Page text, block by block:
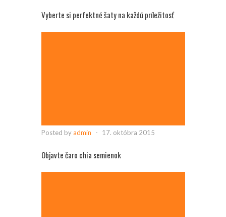
Vyberte si perfektné šaty na každú príležitosť
Posted byadmin - 17. októbra 2015
Objavte čaro chia semienok